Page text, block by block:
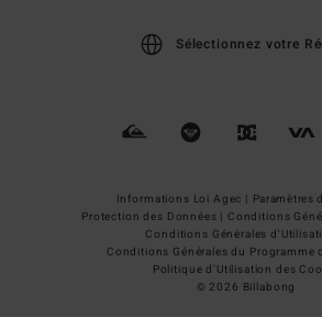
Sélectionnez votre
Informations Loi Agec | Paramètres
Protection des Données | Conditions
Conditions Générales
Conditions Générales du Programme
Politique d'Utilisation des
© 2026 Billabong